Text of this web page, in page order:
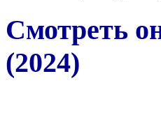
Смотреть
(2024)